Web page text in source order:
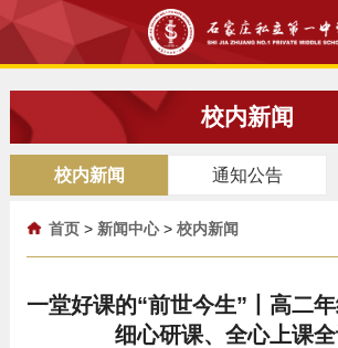
校内新闻
校内新闻 通知公告
首页> 新闻中心> 校内新闻
一堂好课的“前世今生”丨高二年
细心研课、全心上课